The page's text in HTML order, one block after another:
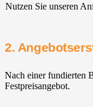
Nutzen Sie unseren
2.
Nach einer fundierten
Festpreisangebot.